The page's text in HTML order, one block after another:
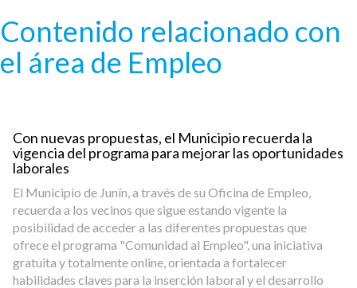
Contenido relacionado con
el área de Empleo
Con nuevas propuestas, el Municipio recuerda la
vigencia del programa para mejorar las oportunidades
laborales
El Municipio de Junín, a través de su Oficina de Empleo,
recuerda a los vecinos que sigue estando vigente la
posibilidad de acceder a las diferentes propuestas que
ofrece el programa "Comunidad al Empleo", una iniciativa
gratuita y totalmente online, orientada a fortalecer
habilidades claves para la inserción laboral y el desarrollo